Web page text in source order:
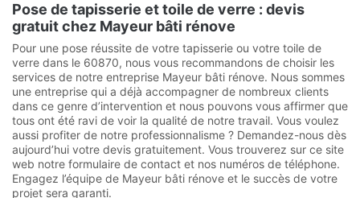
Pose de tapisserie et toile de verre : devis
gratuit chez Mayeur bâti rénove
Pour une pose réussite de votre tapisserie ou votre toile de
verre dans le 60870, nous vous recommandons de choisir les
services de notre entreprise Mayeur bâti rénove. Nous sommes
une entreprise qui a déjà accompagner de nombreux clients
dans ce genre d’intervention et nous pouvons vous affirmer que
tous ont été ravi de voir la qualité de notre travail. Vous voulez
aussi profiter de notre professionnalisme ? Demandez-nous dès
aujourd’hui votre devis gratuitement. Vous trouverez sur ce site
web notre formulaire de contact et nos numéros de téléphone.
Engagez l’équipe de Mayeur bâti rénove et le succès de votre
projet sera garanti.